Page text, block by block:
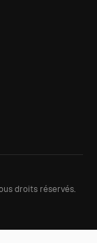
droits réservés.